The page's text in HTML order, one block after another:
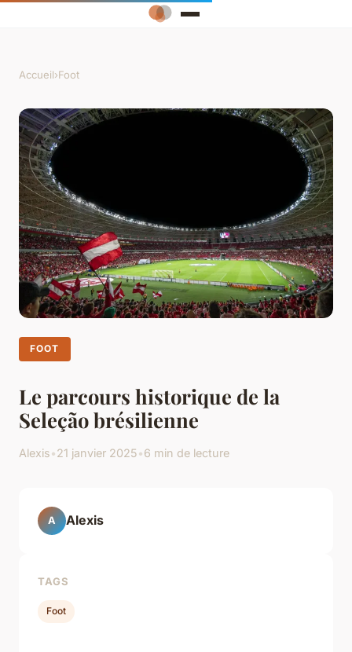
Accueil›Foot
FOOT
Le parcours historique de la
Seleção brésilienne
Alexis•21 janvier 2025•6 min de lecture
A Alexis
TAGS
Foot